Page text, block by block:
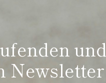
und
Newsletter